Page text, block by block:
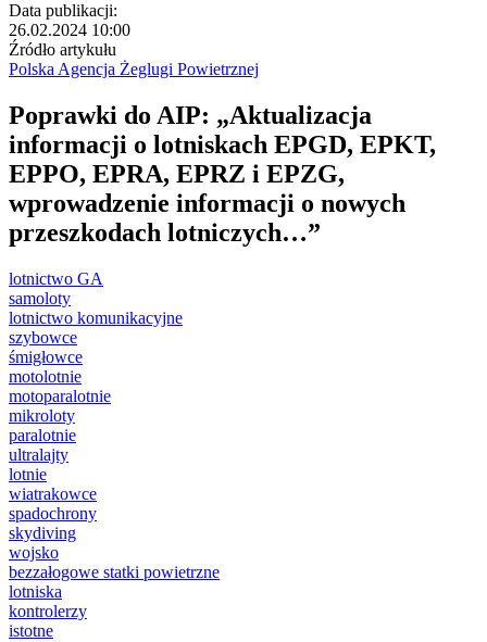
Data publikacji:
26.02.2024 10:00
Źródło artykułu
Polska Agencja Żeglugi Powietrznej
Poprawki do AIP: „Aktualizacja
informacji o lotniskach EPGD, EPKT,
EPPO, EPRA, EPRZ i EPZG,
wprowadzenie informacji o nowych
przeszkodach lotniczych…”
lotnictwo GA
samoloty
lotnictwo komunikacyjne
szybowce
śmigłowce
motolotnie
motoparalotnie
mikroloty
paralotnie
ultralajty
lotnie
wiatrakowce
spadochrony
skydiving
wojsko
bezzałogowe statki powietrzne
lotniska
kontrolerzy
istotne